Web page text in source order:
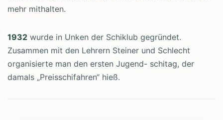
mehr mithalten.
1932 wurde in Unken der Schiklub gegründet.
Zusammen mit den Lehrern Steiner und Schlecht
organisierte man den ersten Jugend- schitag, der
damals „Preisschifahren“ hieß.